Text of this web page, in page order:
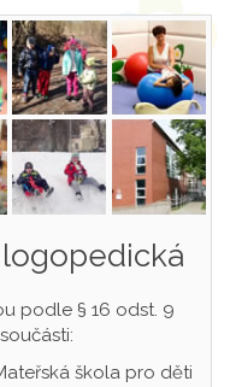
podle § 16 odst. 9
škola pro děti